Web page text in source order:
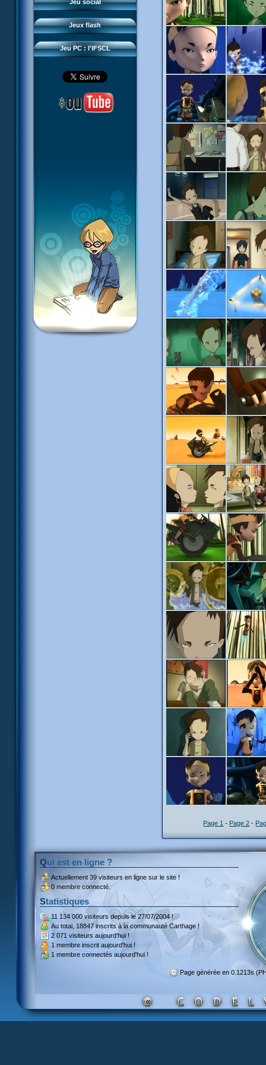
Jeu social
Jeux flash
Sector 2 Escape
Jeu PC : l'IFSCL
Téléchargements
Réseau IFSCL
Page 1 - Page 2 -
Qui est en ligne ?
Actuellement 39 visiteurs en ligne sur le site !
0 membre connecté.
Statistiques
11 134 000 visiteursdepuis le 27/07/2004 !
Au total, 18847 inscritsà la communauté Carthage !
2 071 visiteurs aujourd'hui !
1 membre inscrit aujourd'hui !
1 membre connectés aujourd'hui !
Page générée en 0.1213s